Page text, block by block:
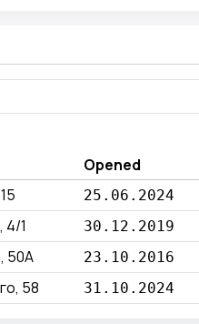
Opened
25.06.2024
4/1 30.12.2019
50А 23.10.2016
58 31.10.2024